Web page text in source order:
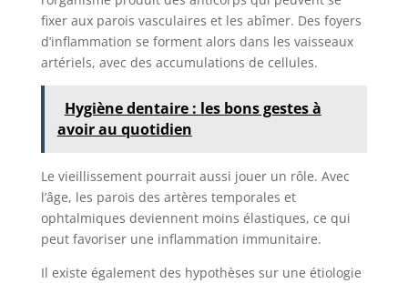
fixer aux parois vasculaires et les abîmer. Des foyers
d’inflammation se forment alors dans les vaisseaux
artériels, avec des accumulations de cellules.
Hygiène dentaire : les bons gestes à
avoir au quotidien
Le vieillissement pourrait aussi jouer un rôle. Avec
l’âge, les parois des artères temporales et
ophtalmiques deviennent moins élastiques, ce qui
peut favoriser une inflammation immunitaire.
Il existe également des hypothèses sur une étiologie